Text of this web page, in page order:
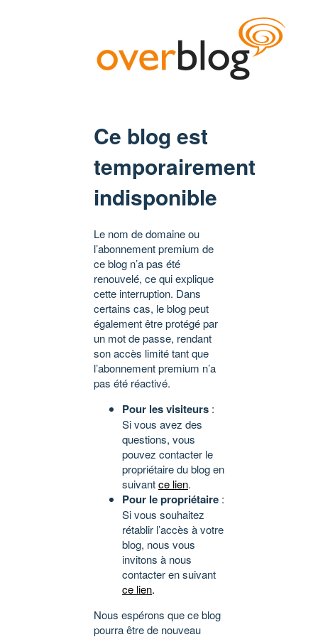
Ce blog est
temporairement
indisponible
Le nom de domaine ou
l’abonnement premium de
ce blog n’a pas été
renouvelé, ce qui explique
cette interruption. Dans
certains cas, le blog peut
également être protégé par
un mot de passe, rendant
son accès limité tant que
l’abonnement premium n’a
pas été réactivé.
Pour les visiteurs :
Si vous avez des
questions, vous
pouvez contacter le
propriétaire du blog en
suivantce lien.
Pour le propriétaire :
Si vous souhaitez
rétablir l’accès à votre
blog, nous vous
invitons à nous
contacter en suivant
ce lien.
Nous espérons que ce blog
pourra être de nouveau